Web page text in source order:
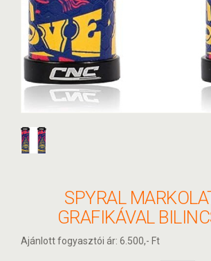
SPYRAL
GRAFIKÁVAL
Ajánlott fogyasztói ár: 6.500,- Ft